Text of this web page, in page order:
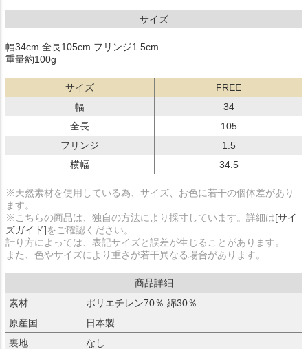
サイズ
幅34cm 全長105cm フリンジ1.5cm
重量約100g
サイズ
FREE
幅
34
全長
105
フリンジ
1.5
横幅
34.5
※天然素材を使用している為、サイズ、お色に若干の個体差があり
ます。
※こちらの商品は、独自の方法により採寸しています。詳細は[サイ
ズガイド]をご確認ください。
計り方によっては、表記サイズと誤差が生じることがあります。
また、色やサイズにより重さが若干異なる場合があります。
商品詳細
素材
ポリエチレン70％ 綿30％
原産国
日本製
裏地
なし